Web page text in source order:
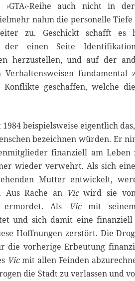
Reihe auch nicht in
nahm die personelle
zu. Geschickt schafft es
der einen Seite
herzustellen, und auf der
Verhaltensweisen fundamental
geschaffen, welche
1984 beispielsweise eigentlich
bezeichnen würden. Er
finanziell am Leben
wieder verwehrt. Als sich
Mutter entwickelt,
Aus Rache an Vic wird sie
Als
Vic mit
und sich damit eine finanziell
Hoffnungen zerstört. Die
die vorherige Erbeutung
Vicmit allen Feinden
die Stadt zu verlassen und